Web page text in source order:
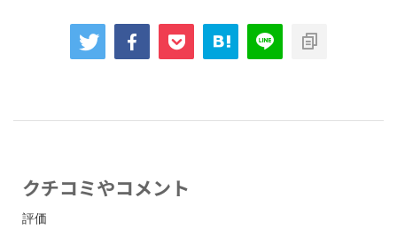
クチコミやコメント
評価